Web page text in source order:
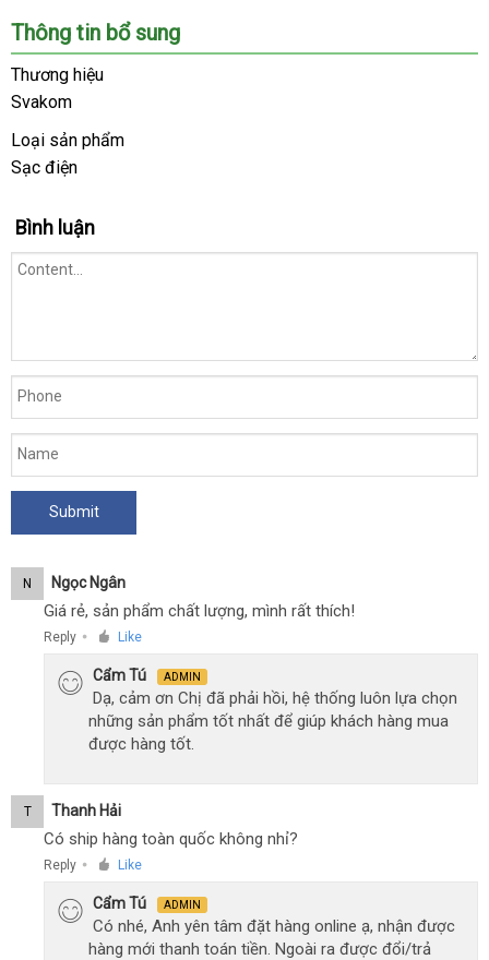
Thông tin bổ sung
Thương hiệu
Svakom
Loại sản phẩm
Sạc điện
Bình luận
N Ngọc Ngân
Giá rẻ, sản phẩm chất lượng, mình rất thích!
Reply ● Like
Cẩm Tú ADMIN
Dạ, cảm ơn Chị đã phải hồi, hệ thống luôn lựa chọn
những sản phẩm tốt nhất để giúp khách hàng mua
được hàng tốt.
T Thanh Hải
Có ship hàng toàn quốc không nhỉ?
Reply ● Like
Cẩm Tú ADMIN
Có nhé, Anh yên tâm đặt hàng online ạ, nhận được
hàng mới thanh toán tiền. Ngoài ra được đổi/trả